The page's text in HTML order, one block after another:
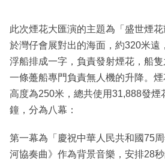
此次煙花大匯演的主題為「盛世煙
於灣仔會展對出的海面，約320米遠
浮船排成一字，負責發射煙花，船
一條躉船專門負責無人機的升降。煙
高度為250米，總共使用31,888發煙
鐘，分為八幕：
第一幕為「慶祝中華人民共和國75
河協奏曲》作為背景音樂，安排28